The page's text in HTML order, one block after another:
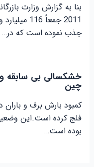
بنا به گزارش وزارت
جذب نموده است که در…
خشکسالی بی سابقه
چین
کمبود بارش برف و
فلج کرده است.این
بوده است…